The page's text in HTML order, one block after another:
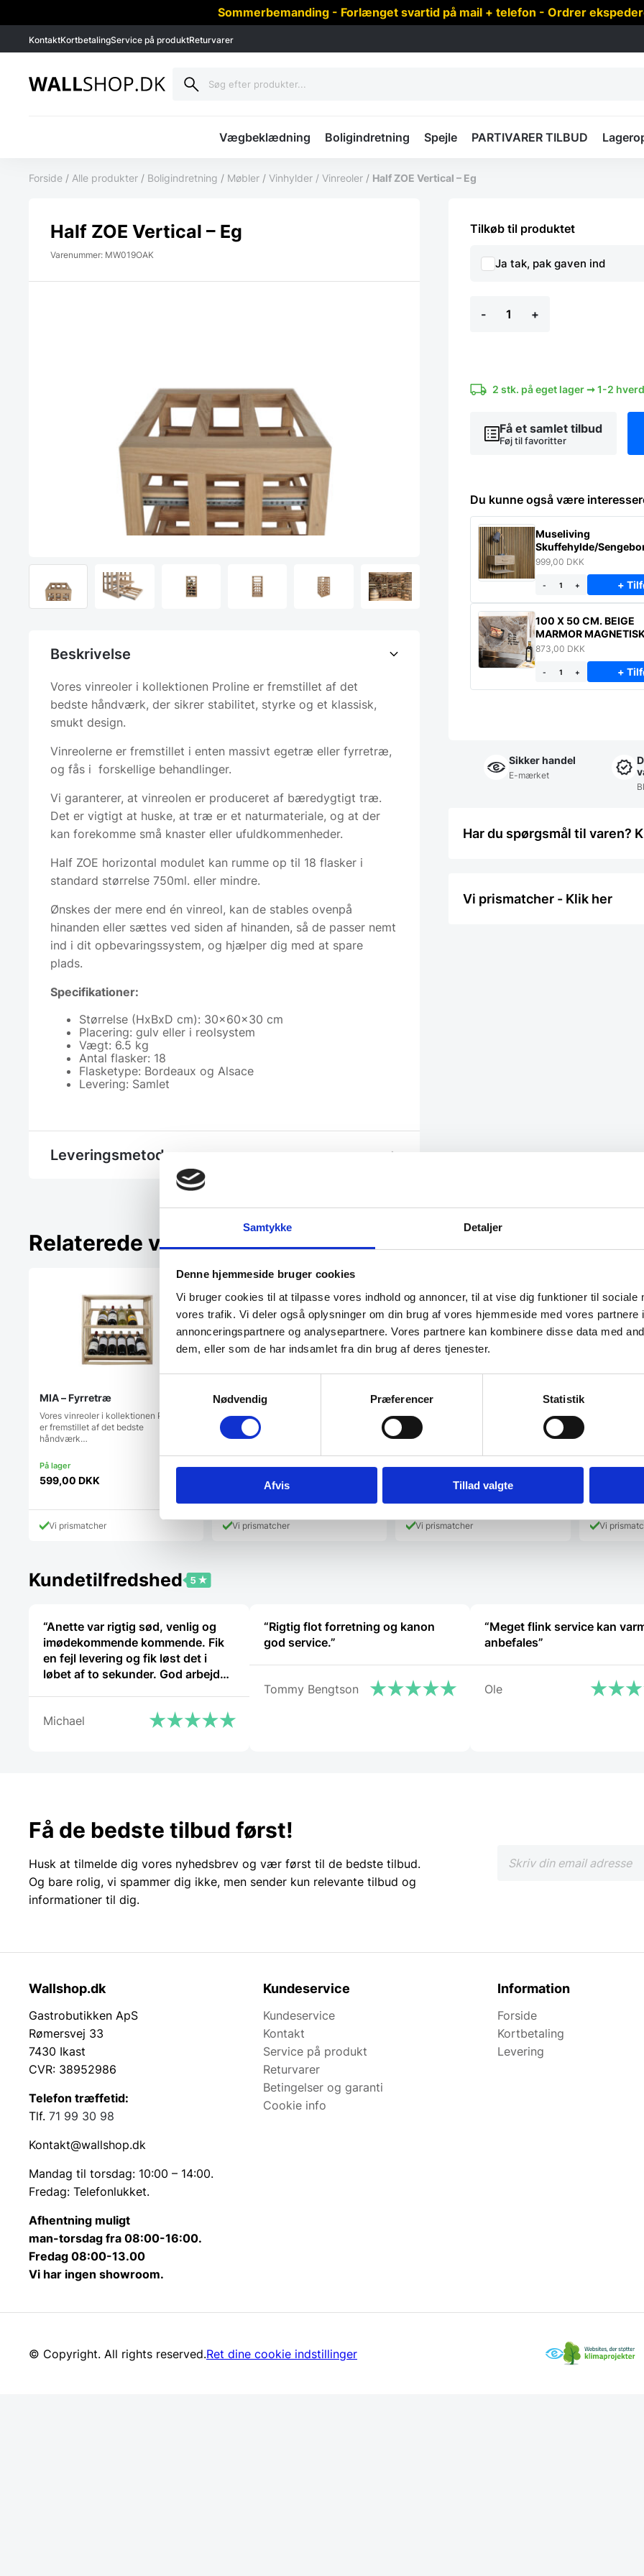
Samtykke Detaljer
Denne hjemmeside bruger cookies
Vi bruger cookies til at tilpasse vores indhold og annoncer, til at vise dig funktioner til sociale
vores trafik. Vi deler også oplysninger om din brug af vores hjemmeside med vores partnere
annonceringspartnere og analysepartnere. Vores partnere kan kombinere disse data med
dem, eller som de har indsamlet fra din brug af deres tjenester.
Nødvendig
Præferencer Statistik
Afvis Tillad valgte
Sommerbemanding - Forlænget svartid på mail + telefon - Ordrer
KontaktKortbetalingService på produktReturvarer
Vægbeklædning Boligindretning Spejle PARTIVARER TILBUD
Forside / Alle produkter / Boligindretning / Møbler / Vinhylder / Vinreoler / Half ZOE Vertical – Eg
Half ZOE Vertical – Eg
Varenummer: MW019OAK
Beskrivelse
Vores vinreoler i kollektionen Proline er fremstillet af det
bedste håndværk, der sikrer stabilitet, styrke og et klassisk,
smukt design.
Vinreolerne er fremstillet i enten massivt egetræ eller fyrretræ,
og fås i forskellige behandlinger.
Vi garanterer, at vinreolen er produceret af bæredygtigt træ.
Det er vigtigt at huske, at træ er et naturmateriale, og at der
kan forekomme små knaster eller ufuldkommenheder.
Half ZOE horizontal modulet kan rumme op til 18 flasker i
standard størrelse 750ml. eller mindre.
Ønskes der mere end én vinreol, kan de stables ovenpå
hinanden eller sættes ved siden af hinanden, så de passer nemt
ind i dit opbevaringssystem, og hjælper dig med at spare
plads.
Specifikationer:
Størrelse (HxBxD cm): 30x60x30 cm
Placering: gulv eller i reolsystem
Vægt: 6.5 kg
Antal flasker: 18
Flasketype: Bordeaux og Alsace
Levering: Samlet
Leveringsmetode
Tilkøb til produktet
Ja tak, pak gaven ind
-
ZOE
+
2 stk. på eget lager ➞ 1-2
Få et samlet tilbud
Føj til favoritter
Du kunne også være
Museliving
Skuffehylde/
massiv eg
999,00 DKK
- + +
100 X 50 CM. BEIGE
MARMOR
STÆNKPLADE
873,00 DKK
- + +
Sikker handel
E-mærket
Har du spørgsmål til varen?
Vi prismatcher - Klik her
Relaterede varer
MIA – Fyrretræ
Vores vinreoler i kollektionen Proline
er fremstillet af det bedste
håndværk…
599,00 DKK
Vi prismatcher
ZOE – Røget Eg
Vores vinreoler i kollektionen Proline
er fremstillet af det bedste
håndværk…
1.599,00DKK
Vi prismatcher
EVA – Røget Eg
Vores vinreoler i kollektionen Proline
er fremstillet af det bedste
håndværk…
1.099,00DKK
Vi prismatcher Vi
Kundetilfredshed
“Anette var rigtig sød, venlig og
imødekommende kommende. Fik
en fejl levering og fik løst det i
løbet af to sekunder. God arbejde
Michael
“Rigtig flot forretning og kanon
god service.”
Tommy Bengtson
“Meget flink service kan
anbefales”
Ole
Få de bedste tilbud først!
Husk at tilmelde dig vores nyhedsbrev og vær først til de bedste tilbud.
Og bare rolig, vi spammer dig ikke, men sender kun relevante tilbud og
informationer til dig.
Wallshop.dk
Gastrobutikken ApS
Rømersvej 33
7430 Ikast
CVR: 38952986
Telefon træffetid:
Tlf. 71 99 30 98
Kontakt@wallshop.dk
Mandag til torsdag: 10:00 – 14:00.
Fredag: Telefonlukket.
Afhentning muligt
man-torsdag fra 08:00-16:00.
Fredag 08:00-13.00
Vi har ingen showroom.
Kundeservice
Kundeservice
Kontakt
Service på produkt
Returvarer
Betingelser og garanti
Cookie info
Information
Forside
Kortbetaling
Levering
© Copyright. All rights reserved.Ret dine cookie indstillinger